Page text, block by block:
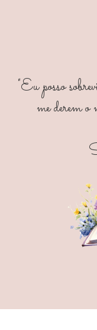
"Eu posso
me derem o